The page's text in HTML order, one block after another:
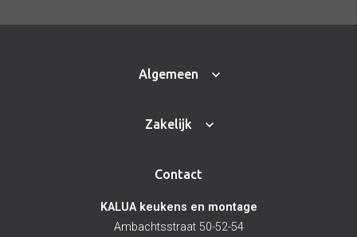
Algemeen
Zakelijk
Contact
KALUA keukens en montage
Ambachtsstraat 50-52-54